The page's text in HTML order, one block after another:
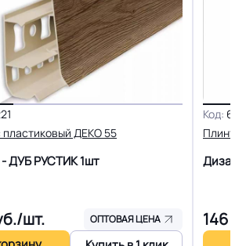
Защитный лак PU / Прочный / Показатели
пожарной опасности КМ2 / Подходит для
полов / Повышенная износостойкость
+-10% мкм
Титан
2.1 кг
пластиковый ДЕКО 55
ДУБ РУСТИК1шт
шт. ОПТОВАЯ ЦЕНА
Код:
146